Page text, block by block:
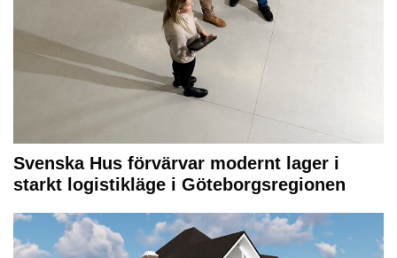
Svenska Hus förvärvar modernt lager i
starkt logistikläge i Göteborgsregionen